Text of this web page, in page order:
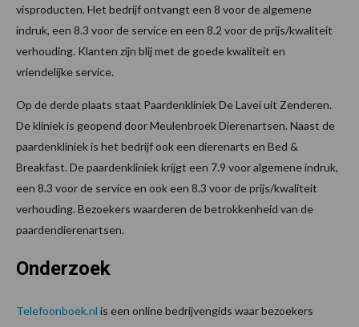
visproducten. Het bedrijf ontvangt een 8 voor de algemene
indruk, een 8.3 voor de service en een 8.2 voor de prijs/kwaliteit
verhouding. Klanten zijn blij met de goede kwaliteit en
vriendelijke service.
Op de derde plaats staat Paardenkliniek De Lavei uit Zenderen.
De kliniek is geopend door Meulenbroek Dierenartsen. Naast de
paardenkliniek is het bedrijf ook een dierenarts en Bed &
Breakfast. De paardenkliniek krijgt een 7.9 voor algemene indruk,
een 8.3 voor de service en ook een 8.3 voor de prijs/kwaliteit
verhouding. Bezoekers waarderen de betrokkenheid van de
paardendierenartsen.
Onderzoek
Telefoonboek.nl is een online bedrijvengids waar bezoekers